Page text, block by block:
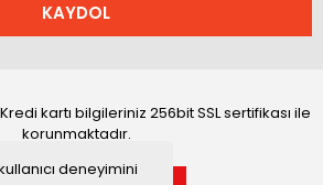
deneyimini
KAYDOL
kartı bilgileriniz 256bit SSL sertifikası ile
korunmaktadır.